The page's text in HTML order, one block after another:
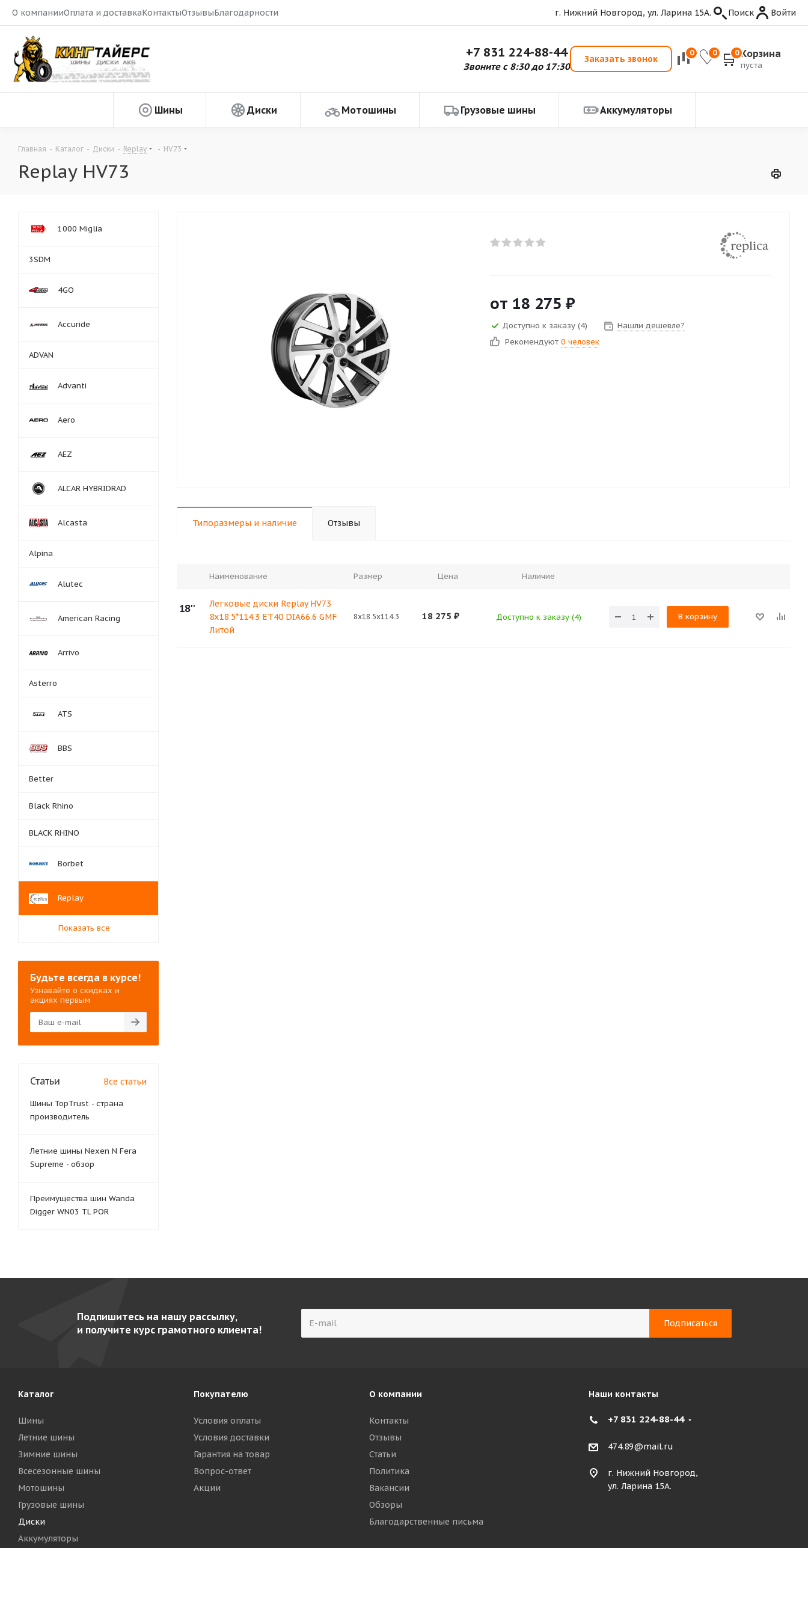
О компанииОплата и доставкаКонтактыОтзывыБлагодарности г. Нижний Новгород, ул. Ларина 15А. Поиск Войти
+7 831 224-88-44
Звоните с 8:30 до 17:30
Заказать звонок
0 0 0 Корзина
пуста
Шины Диски Мотошины Грузовые шины Аккумуляторы
Главная - Каталог - Диски - Replay - HV73
Replay HV73
от 18 275 ₽
Доступно к заказу (4)
Нашли дешевле?
Рекомендуют 0 человек
Типоразмеры и наличие Отзывы
Наименование Размер Цена Наличие
18''
Легковые диски Replay HV73
8x18 5*114.3 ET40 DIA66.6 GMF
Литой
8x18 5x114.3 18 275 ₽ Доступно к заказу (4) В корзину
1000 Miglia
3SDM
4GO
Accuride
ADVAN
Advanti
Aero
AEZ
ALCAR HYBRIDRAD
Alcasta
Alpina
Alutec
American Racing
Arrivo
Asterro
ATS
BBS
Better
Black Rhino
BLACK RHINO
Borbet
Replay
Показать все
Будьте всегда в курсе!
Узнавайте о скидках и
акциях первым
Статьи Все статьи
Шины TopTrust - страна
производитель
Летние шины Nexen N Fera
Supreme - обзор
Преимущества шин Wanda
Digger WN03 TL POR
Подпишитесь на нашу рассылку,
и получите курс грамотного клиента!
Каталог
Шины
Летние шины
Зимние шины
Всесезонные шины
Мотошины
Грузовые шины
Диски
Аккумуляторы
Покупателю
Условия оплаты
Условия доставки
Гарантия на товар
Вопрос-ответ
Акции
О компании
Контакты
Отзывы
Статьи
Политика
Вакансии
Обзоры
Благодарственные письма
Наши контакты
+7 831 224-88-44
474.89@mail.ru
г. Нижний Новгород,
ул. Ларина 15А.